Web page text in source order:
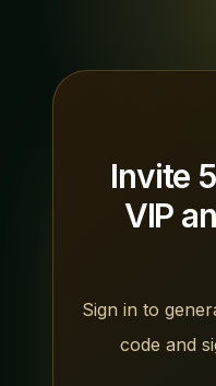
VIP
Sign in to
code